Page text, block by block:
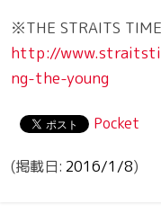
※THE STRAITS
http://
ng-the-young
Pocket
2016/1/8